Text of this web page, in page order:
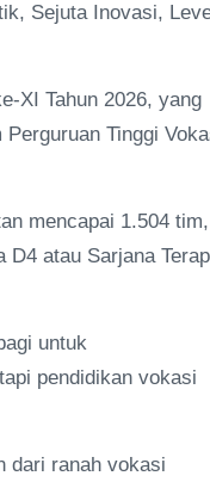
Sejuta Inovasi,
XI Tahun 2026, yang
Tinggi
mencapai 1.504
atau Sarjana
untuk
pendidikan vokasi
dari ranah vokasi